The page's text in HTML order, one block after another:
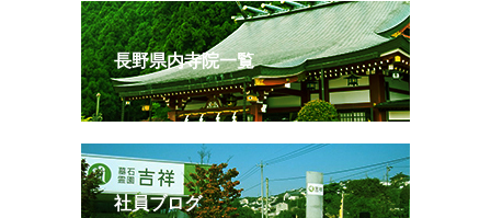
長野県内寺院一覧
社員ブログ